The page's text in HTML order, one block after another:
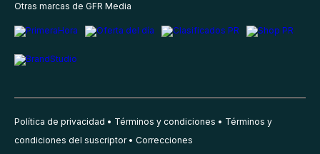
Otras marcas de GFR Media
Política de privacidad Términos y condiciones
Términos y
condiciones del suscriptor
Correcciones